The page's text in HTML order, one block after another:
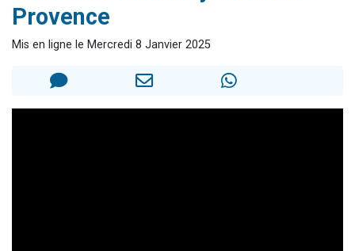
Eva vient de donner son Maasser
Eli vient de donner son Maasser
Provence
Mis en ligne le Mercredi 8 Janvier 2025